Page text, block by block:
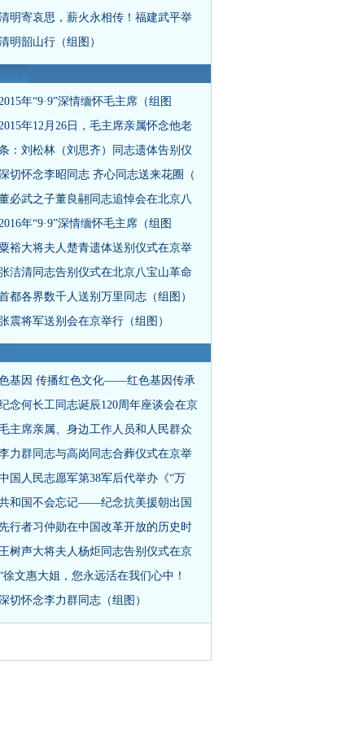
明寄哀思，薪火永相传！福建武平举
明韶山行（组图）
年“9·9”深情缅怀毛主席（组图
年12月26日，毛主席亲属怀念他老
：刘松林（刘思齐）同志遗体告别仪
切怀念李昭同志 齐心同志送来花圈（
必武之子董良翮同志追悼会在北京八
年“9·9”深情缅怀毛主席（组图
裕大将夫人楚青遗体送别仪式在京举
洁清同志告别仪式在北京八宝山革命
都各界数千人送别万里同志（组图）
震将军送别会在京举行（组图）
基因 传播红色文化——红色基因传承
念何长工同志诞辰120周年座谈会在京
主席亲属、身边工作人员和人民群众
力群同志与高岗同志合葬仪式在京举
国人民志愿军第38军后代举办《“万
和国不会忘记——纪念抗美援朝出国
行者习仲勋在中国改革开放的历史时
树声大将夫人杨炬同志告别仪式在京
徐文惠大姐，您永远活在我们心中！
切怀念李力群同志（组图）